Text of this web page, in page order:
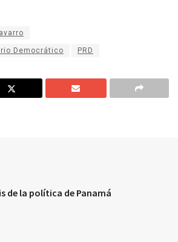
Democrático PRD
de la política de Panamá